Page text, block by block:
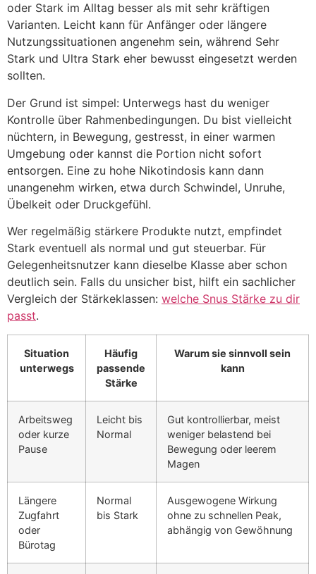
oder Stark im Alltag besser als mit sehr kräftigen
Varianten. Leicht kann für Anfänger oder längere
Nutzungssituationen angenehm sein, während Sehr
Stark und Ultra Stark eher bewusst eingesetzt werden
sollten.
Der Grund ist simpel: Unterwegs hast du weniger
Kontrolle über Rahmenbedingungen. Du bist vielleicht
nüchtern, in Bewegung, gestresst, in einer warmen
Umgebung oder kannst die Portion nicht sofort
entsorgen. Eine zu hohe Nikotindosis kann dann
unangenehm wirken, etwa durch Schwindel, Unruhe,
Übelkeit oder Druckgefühl.
Wer regelmäßig stärkere Produkte nutzt, empfindet
Stark eventuell als normal und gut steuerbar. Für
Gelegenheitsnutzer kann dieselbe Klasse aber schon
deutlich sein. Falls du unsicher bist, hilft ein sachlicher
Vergleich der Stärkeklassen: welche Snus Stärke zu dir
passt.
Situation
unterwegs
Häufig
passende
Stärke
Warum sie sinnvoll sein
kann
Arbeitsweg
oder kurze
Pause
Leicht bis
Normal
Gut kontrollierbar, meist
weniger belastend bei
Bewegung oder leerem
Magen
Längere
Zugfahrt
oder
Bürotag
Normal
bis Stark
Ausgewogene Wirkung
ohne zu schnellen Peak,
abhängig von Gewöhnung